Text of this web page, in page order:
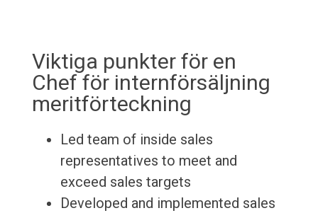
Viktiga punkter för en
Chef för internförsäljning
meritförteckning
Led team of inside sales
representatives to meet and
exceed sales targets
Developed and implemented sales